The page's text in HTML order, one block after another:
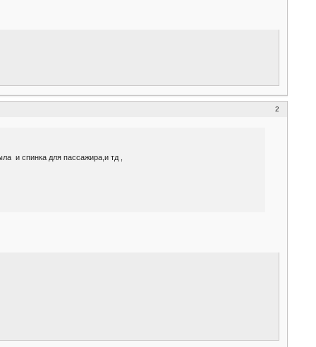
2
и спинка для пассажира,и тд ,